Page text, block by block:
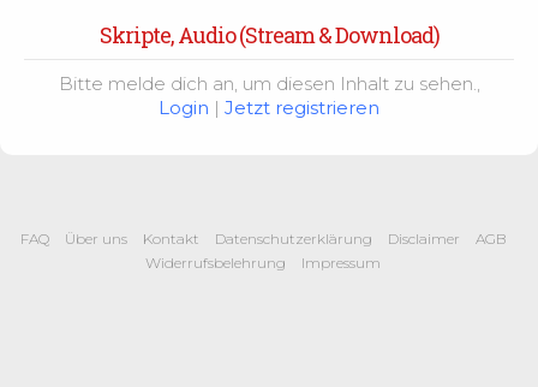
Skripte, Audio (Stream & Download)
Bitte melde dich an, um diesen Inhalt zu sehen.,
Login | Jetzt registrieren
FAQ Über uns Kontakt Datenschutzerklärung Disclaimer
AGB
Widerrufsbelehrung
Impressum